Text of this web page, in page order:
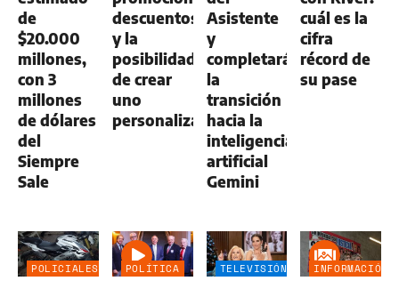
de
$20.000
millones,
con 3
millones
de dólares
del
Siempre
Sale
descuentos
y la
posibilidad
de crear
uno
personalizado
Asistente
y
completará
la
transición
hacia la
inteligencia
artificial
Gemini
cuál es la
cifra
récord de
su pase
POLICIALES POLÍTICA TELEVISIÓN
INFORMACIÓN